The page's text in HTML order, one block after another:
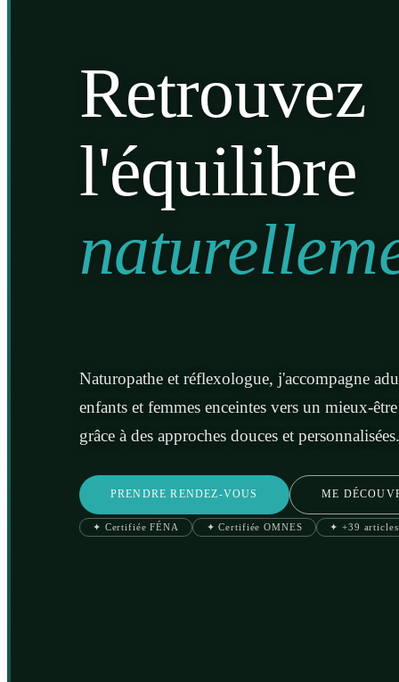
Retrouvez
l'équilibre
Naturopathe et réflexologue, j'accompagne
enfants et femmes enceintes vers un mieux-
grâce à des approches douces et personnalisées.
PRENDRE RENDEZ-VOUS ME
✦ Certifiée FÉNA ✦ Certifiée OMNES ✦ +39 articles